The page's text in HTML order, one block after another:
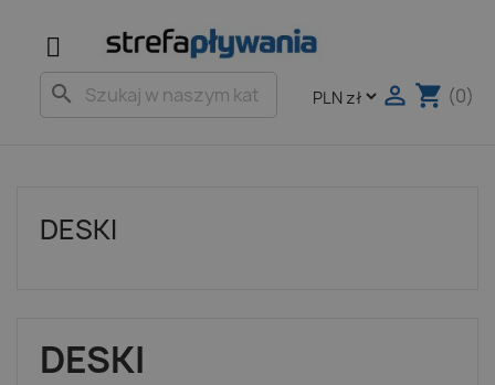
search shopping_cart (0)

DESKI
DESKI